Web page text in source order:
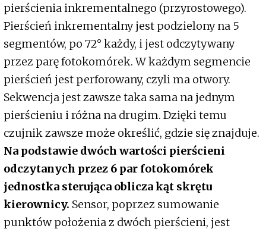
pierścienia inkrementalnego (przyrostowego).
Pierścień inkrementalny jest podzielony na 5
segmentów, po 72° każdy, i jest odczytywany
przez parę fotokomórek. W każdym segmencie
pierścień jest perforowany, czyli ma otwory.
Sekwencja jest zawsze taka sama na jednym
pierścieniu i różna na drugim. Dzięki temu
czujnik zawsze może określić, gdzie się znajduje.
Na podstawie dwóch wartości pierścieni
odczytanych przez 6 par fotokomórek
jednostka sterująca oblicza kąt skrętu
kierownicy. Sensor, poprzez sumowanie
punktów położenia z dwóch pierścieni, jest